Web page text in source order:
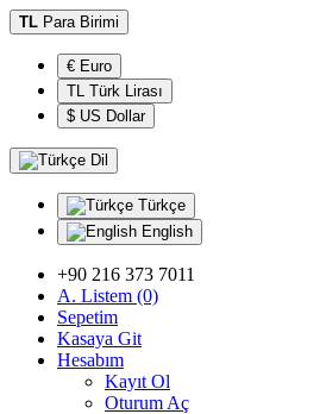
TL Para Birimi
€ Euro
TL Türk Lirası
$ US Dollar
Dil
Türkçe
English
+90 216 373 7011
A. Listem (0)
Sepetim
Kasaya Git
Hesabım
Kayıt Ol
Oturum Aç